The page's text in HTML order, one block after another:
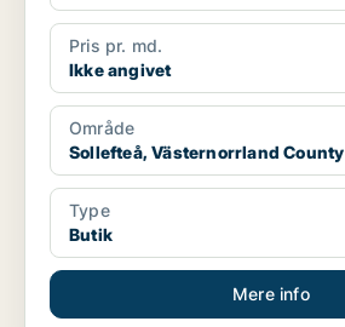
Pris pr. md.
Ikke angivet
Område
Sollefteå, Västernorrland County
Type
Butik
Mere info